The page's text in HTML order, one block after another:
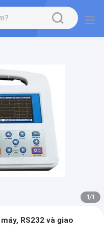
1/1
RS232 và giao